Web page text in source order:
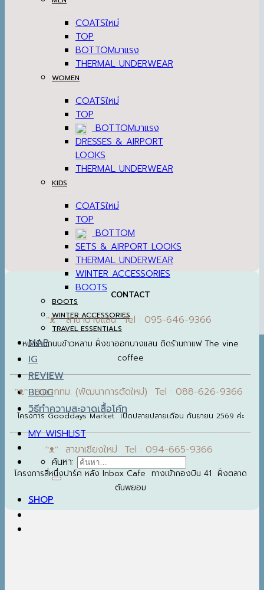
COATS
TOP
BOTTOM
THERMAL UNDERWEAR
WOMEN
COATS
TOP
BOTTOM
DRESSES & AIRPORT
LOOKS
THERMAL UNDERWEAR
KIDS
COATS
TOP
BOTTOM
SETS & AIRPORT LOOKS
THERMAL UNDERWEAR
WINTER ACCESSORIES
BOOTS
BOOTS
WINTER ACCESSORIES
TRAVEL ESSENTIALS
MAP
IG
REVIEW
BLOG
วิธีทำความสะอาดเสื้อโค้ท
MY WISHLIST
ค้นหา:
SHOP
CONTACT
ᵔᴥᵔ สาขาบางแสน Tel : 095-646-9366
หน้าร้านถนนข้าวหลาม ฝั่งขาออกบางแสน ติดร้านกาแฟ The vine
coffee
ᵔᴥᵔ สาขากทม. (พัฒนาการตัดใหม่) Tel : 088-626-9366
โครงการ Gooddays Market เปิดปลายปลายเดือน กันยายน 2569 ค่ะ
ᵔᴥᵔ สาขาเชียงใหม่ Tel : 094-665-9366
โครงการสี่หนึ่งปาร์ค หลัง Inbox Cafe ทางเข้ากองบิน 41 ฝั่งตลาด
ต้นพยอม